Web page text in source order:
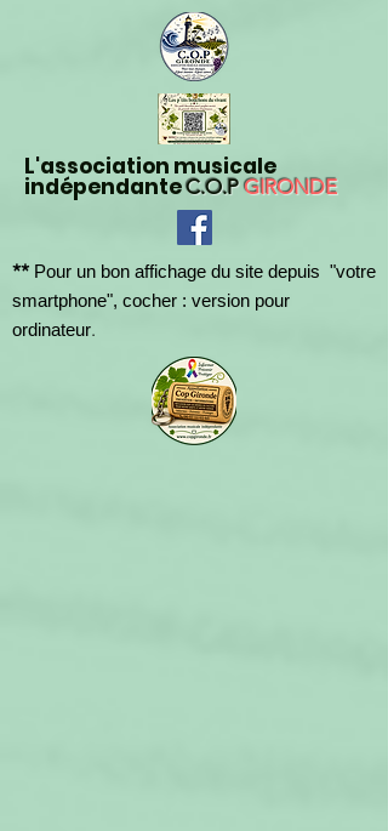
L'association musicale
indépendanteC.O.PGIRONDE
** Pour un bon affichage du site depuis "votre
smartphone", cocher : version pour
ordinateur.